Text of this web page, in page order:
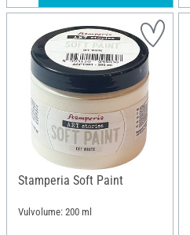
Stamperia Soft Paint
Vulvolume: 200 ml